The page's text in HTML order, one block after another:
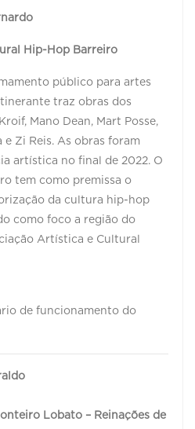
Hip-Hop Barreiro
público para artes
traz obras dos
Mano Dean, Mart Posse,
e Zi Reis. As obras foram
artística no final de 2022. O
tem como premissa o
da cultura hip-hop
como foco a região do
Artística e Cultural
de funcionamento do
Lobato – Reinações de